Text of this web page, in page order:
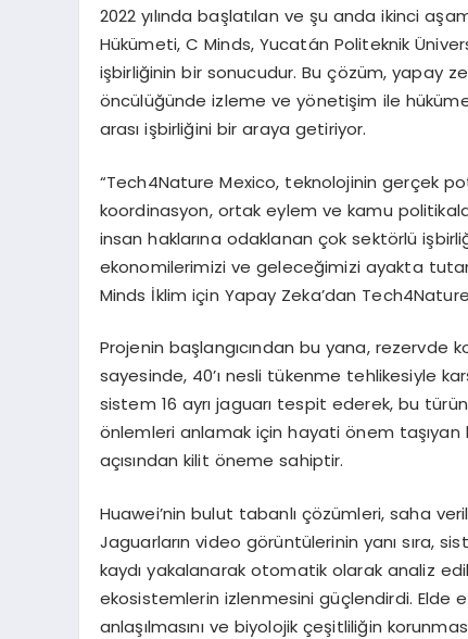
2022 yılında başlatılan ve şu anda ikinci
Hükümeti, C Minds, Yucatán Politeknik
işbirliğinin bir sonucudur. Bu çözüm, yapay
öncülüğünde izleme ve yönetişim ile
arası işbirliğini bir araya getiriyor.
“Tech4Nature Mexico, teknolojinin gerçek
koordinasyon, ortak eylem ve kamu
insan haklarına odaklanan çok sektörlü
ekonomilerimizi ve geleceğimizi ayakta
Minds İklim için Yapay Zeka’dan
Projenin başlangıcından bu yana, rezervde
sayesinde, 40’ı nesli tükenme tehlikesiyle
sistem 16 ayrı jaguarı tespit ederek, bu
önlemleri anlamak için hayati önem taşıyan
açısından kilit öneme sahiptir.
Huawei’nin bulut tabanlı çözümleri, saha
Jaguarların video görüntülerinin yanı sıra,
kaydı yakalanarak otomatik olarak analiz
ekosistemlerin izlenmesini güçlendirdi. Elde
anlaşılmasını ve biyolojik çeşitliliğin